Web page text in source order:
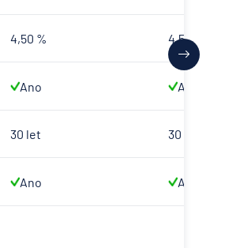
4,50 % 4,50 %
Ano Ano
30 let 30 let
Ano Ano